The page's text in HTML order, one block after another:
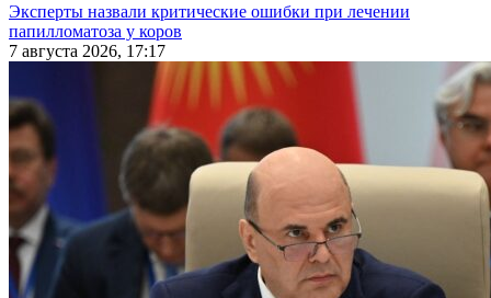
Эксперты назвали критические ошибки при лечении
папилломатоза у коров
7 августа 2026, 17:17